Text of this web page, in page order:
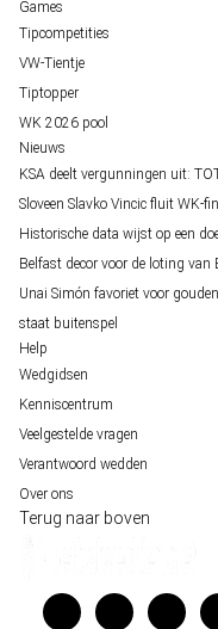
Games
Tipcompetities
VW-Tientje
Tiptopper
WK 2026 pool
Nieuws
KSA deelt vergunningen uit:
Sloveen Slavko Vincic fluit WK-
Historische data wijst op een
Belfast decor voor de loting
Unai Simón favoriet voor
staat buitenspel
Help
Wedgidsen
Kenniscentrum
Veelgestelde vragen
Verantwoord wedden
Over ons
Terug naar boven